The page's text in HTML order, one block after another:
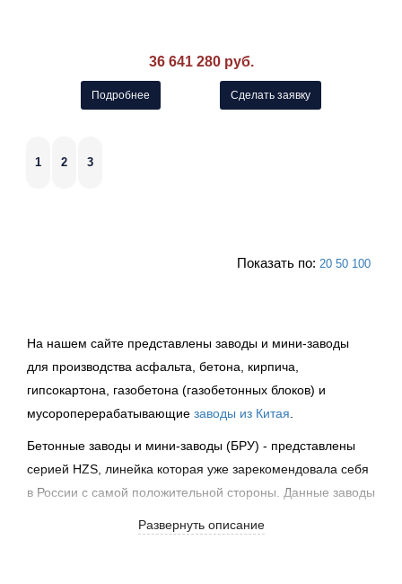
36 641 280 руб.
Подробнее Сделать заявку
1 2 3
Показать по: 20 50 100
На нашем сайте представлены заводы и мини-заводы
для производства асфальта, бетона, кирпича,
гипсокартона, газобетона (газобетонных блоков) и
мусороперерабатывающие заводы из Китая
Бетонные заводы и мини-заводы (БРУ) - представлены
серией HZS, линейка которая уже зарекомендовала себя
в России с самой положительной стороны. Данные заводы
выгодно отличаются от аналогов из других стран своей
Развернуть описание